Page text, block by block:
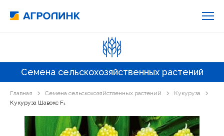
Семена сельскохозяйственных растений
Главная Семена сельскохозяйственных растений
Кукуруза
Кукуруза Шавокс F₁